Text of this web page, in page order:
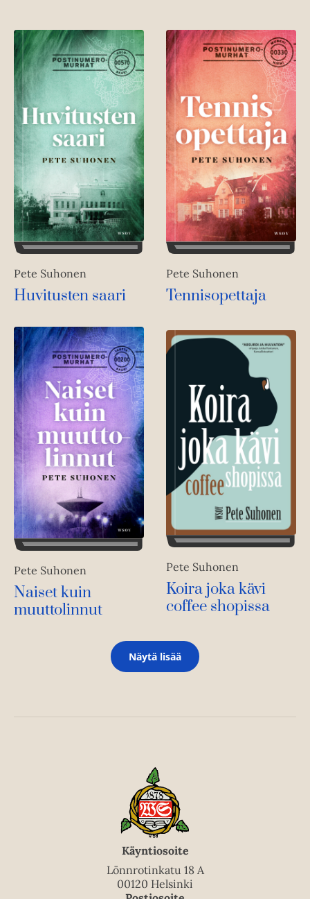
Pete Suhonen
Huvitusten saari
Pete Suhonen
Tennisopettaja
Pete Suhonen
Naiset kuin
muuttolinnut
Pete Suhonen
Koira joka kävi
coffee shopissa
Näytä lisää
Käyntiosoite
Lönnrotinkatu 18 A
00120 Helsinki